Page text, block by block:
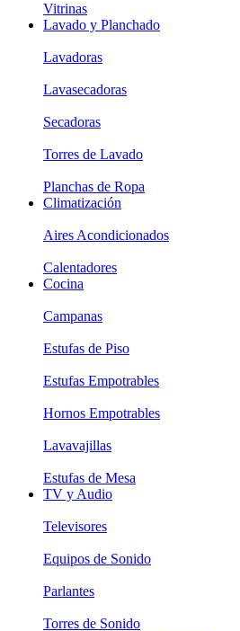
Vitrinas
Lavado y Planchado
Lavadoras
Lavasecadoras
Secadoras
Torres de Lavado
Planchas de Ropa
Climatización
Aires Acondicionados
Calentadores
Cocina
Campanas
Estufas de Piso
Estufas Empotrables
Hornos Empotrables
Lavavajillas
Estufas de Mesa
TV y Audio
Televisores
Equipos de Sonido
Parlantes
Torres de Sonido